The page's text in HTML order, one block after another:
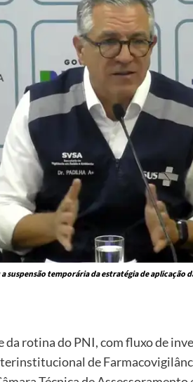
suspensão temporária da estratégia de
rotina do PNI, com fluxo de
de